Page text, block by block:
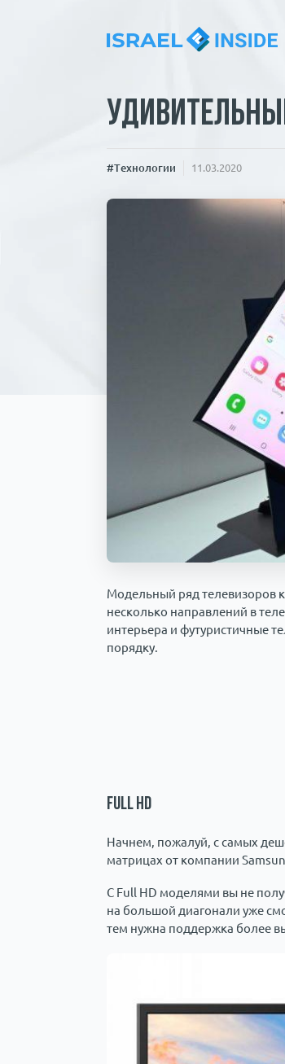
#Технологии 11.03.2020
Модельный ряд телевизоров
несколько направлений в
интерьера и футуристичные
порядку.
Full hd
Начнем, пожалуй, с самых
матрицах от компании
С Full HD моделями вы не
на большой диагонали уже
тем нужна поддержка более